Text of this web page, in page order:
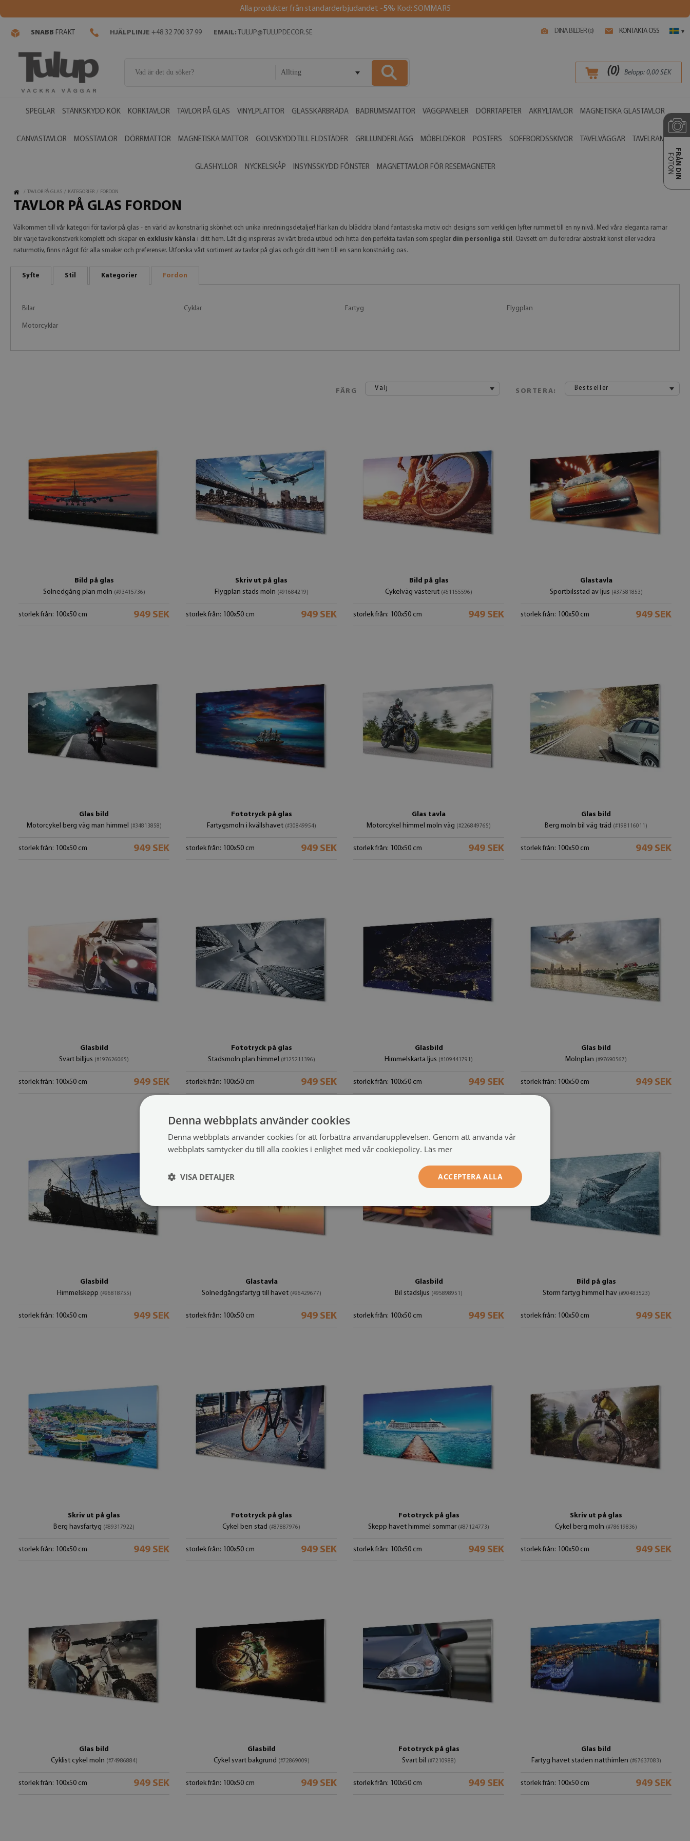
Alla produkter från standarderbjudandet -5% Kod: SOMMAR5
DINA BILDER (0) KONTAKTA OSS ▾
SNABB FRAKT HJÄLPLINJE +48 32 700 37 99 EMAIL: TULUP@TULUPDECOR.SE
Allting (0) Belopp: 0,00 SEK
SPEGLAR STÄNKSKYDD KÖK KORKTAVLOR TAVLOR PÅ GLAS VINYLPLATTOR GLASSKÄRBRÄDA BADRUMSMATTOR VÄGGPANELER DÖRRTAPETER AKRYLTAVLOR MAGNETISKA GLASTAVLOR
CANVASTAVLOR MOSSTAVLOR DÖRRMATTOR MAGNETISKA MATTOR GOLVSKYDD TILL ELDSTÄDER GRILLUNDERLÄGG MÖBELDEKOR POSTERS SOFFBORDSSKIVOR TAVELVÄGGAR TAVELRAMAR
GLASHYLLOR NYCKELSKÅP INSYNSSKYDD FÖNSTER MAGNETTAVLOR FÖR RESEMAGNETER FRÅN DIN
FOTON
/ TAVLOR PÅ GLAS / KATEGORIER / FORDON
TAVLOR PÅ GLAS FORDON
Välkommen till vår kategori för tavlor på glas - en värld av konstnärlig skönhet och unika inredningsdetaljer! Här kan du bläddra bland fantastiska motiv och designs som verkligen lyfter rummet till en ny nivå. Med våra eleganta ramar
blir varje tavelkonstverk komplett och skapar en exklusiv känsla i ditt hem. Låt dig inspireras av vårt breda utbud och hitta den perfekta tavlan som speglar din personliga stil . Oavsett om du föredrar abstrakt konst eller vackra
naturmotiv, finns något för alla smaker och preferenser. Utforska vårt sortiment av tavlor på glas och gör ditt hem till en sann konstnärlig oas.
Syfte Stil Kategorier Fordon
Bilar Cyklar Fartyg Flygplan
Motorcyklar
FÄRG Välj SORTERA: Bestseller
Bild på glas
Solnedgång plan moln (#93415736)
storlek från: 100x50 cm 949 SEK
Skriv ut på glas
Flygplan stads moln (#91684219)
storlek från: 100x50 cm 949 SEK
Bild på glas
Cykelväg västerut (#51155596)
storlek från: 100x50 cm 949 SEK
Glastavla
Sportbilsstad av ljus (#37581853)
storlek från: 100x50 cm 949 SEK
Glas bild
Motorcykel berg väg man himmel (#34813858)
storlek från: 100x50 cm 949 SEK
Fototryck på glas
Fartygsmoln i kvällshavet (#30849954)
storlek från: 100x50 cm 949 SEK
Glas tavla
Motorcykel himmel moln väg (#226849765)
storlek från: 100x50 cm 949 SEK
Glas bild
Berg moln bil väg träd (#198116011)
storlek från: 100x50 cm 949 SEK
Glasbild
Svart billjus (#197626065)
storlek från: 100x50 cm 949 SEK
Fototryck på glas
Stadsmoln plan himmel (#125211396)
storlek från: 100x50 cm 949 SEK
Glasbild
Himmelskarta ljus (#109441791)
storlek från: 100x50 cm 949 SEK
Glas bild
Molnplan (#97690567)
storlek från: 100x50 cm 949 SEK
Glasbild
Himmelskepp (#96818755)
storlek från: 100x50 cm 949 SEK
Glastavla
Solnedgångsfartyg till havet (#96429677)
storlek från: 100x50 cm 949 SEK
Glasbild
Bil stadsljus (#95898951)
storlek från: 100x50 cm 949 SEK
Bild på glas
Storm fartyg himmel hav (#90483523)
storlek från: 100x50 cm 949 SEK
Skriv ut på glas
Berg havsfartyg (#89317922)
storlek från: 100x50 cm 949 SEK
Fototryck på glas
Cykel ben stad (#87887976)
storlek från: 100x50 cm 949 SEK
Fototryck på glas
Skepp havet himmel sommar (#87124773)
storlek från: 100x50 cm 949 SEK
Skriv ut på glas
Cykel berg moln (#78619836)
storlek från: 100x50 cm 949 SEK
Glas bild
Cyklist cykel moln (#74986884)
storlek från: 100x50 cm 949 SEK
Glasbild
Cykel svart bakgrund (#72869009)
storlek från: 100x50 cm 949 SEK
Fototryck på glas
Svart bil (#7210988)
storlek från: 100x50 cm 949 SEK
Glas bild
Fartyg havet staden natthimlen (#67637083)
storlek från: 100x50 cm 949 SEK
Denna webbplats använder cookies
Denna webbplats använder cookies för att förbättra användarupplevelsen. Genom att använda vår
webbplats samtycker du till alla cookies i enlighet med vår cookiepolicy. Läs mer
ACCEPTERA ALLA
VISA DETALJER